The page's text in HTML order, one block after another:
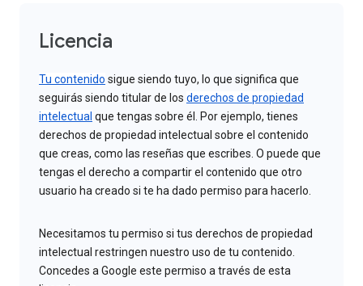
Licencia
Tu contenido sigue siendo tuyo, lo que significa que
seguirás siendo titular de los derechos de propiedad
intelectual que tengas sobre él. Por ejemplo, tienes
derechos de propiedad intelectual sobre el contenido
que creas, como las reseñas que escribes. O puede que
tengas el derecho a compartir el contenido que otro
usuario ha creado si te ha dado permiso para hacerlo.
Necesitamos tu permiso si tus derechos de propiedad
intelectual restringen nuestro uso de tu contenido.
Concedes a Google este permiso a través de esta